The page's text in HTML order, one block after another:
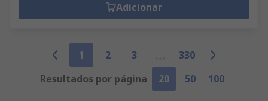
Adicionar
1 2 3
330
Resultados por página
20 50 100